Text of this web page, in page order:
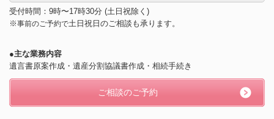
受付時間：9時〜17時30分 (土日祝除く)
※事前のご予約で土日祝日のご相談も承ります。
●主な業務内容
遺言書原案作成・遺産分割協議書作成・相続手続き
ご相談のご予約